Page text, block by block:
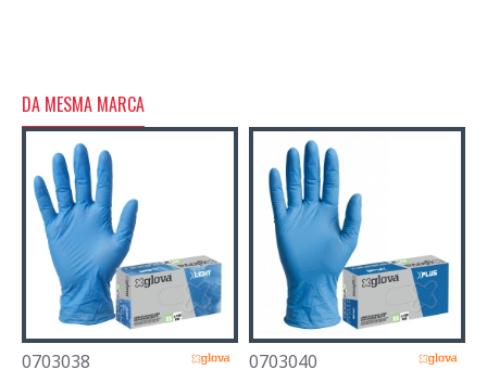
DA MESMA MARCA
0703038 0703040